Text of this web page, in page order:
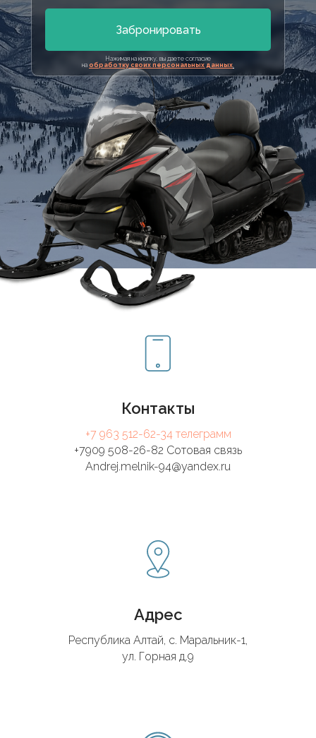
Нажимая на кнопку, вы даете согласие
на обработку своих персональных данных.
Забронировать
Контакты
+7 963 512-62-34 телеграмм
+7909 508-26-82 Сотовая связь
Andrej.melnik-94@yandex.ru
Адрес
Республика Алтай, с. Маральник-1,
ул. Горная д.9